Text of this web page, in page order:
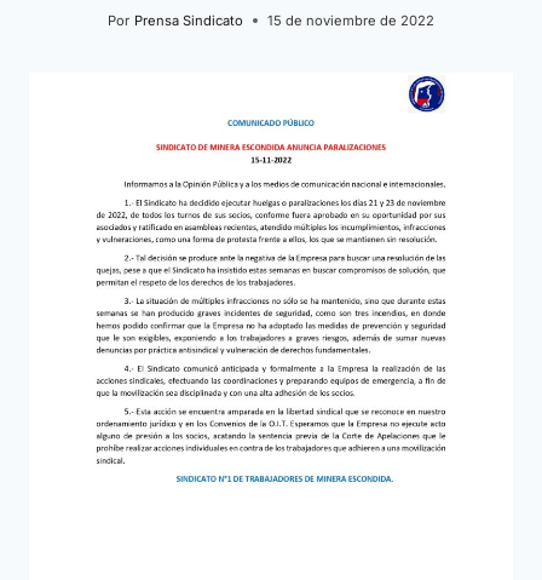
Por Prensa Sindicato 15 de noviembre de 2022